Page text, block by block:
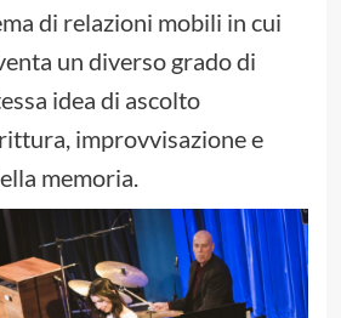
di relazioni mobili in cui
un diverso grado di
idea di ascolto
improvvisazione e
memoria.